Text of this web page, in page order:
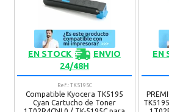
EN STOCK
ENVIO
24/48H
Ref.: TK5195C
Compatible Kyocera TK5195
Cyan Cartucho de Toner
EN